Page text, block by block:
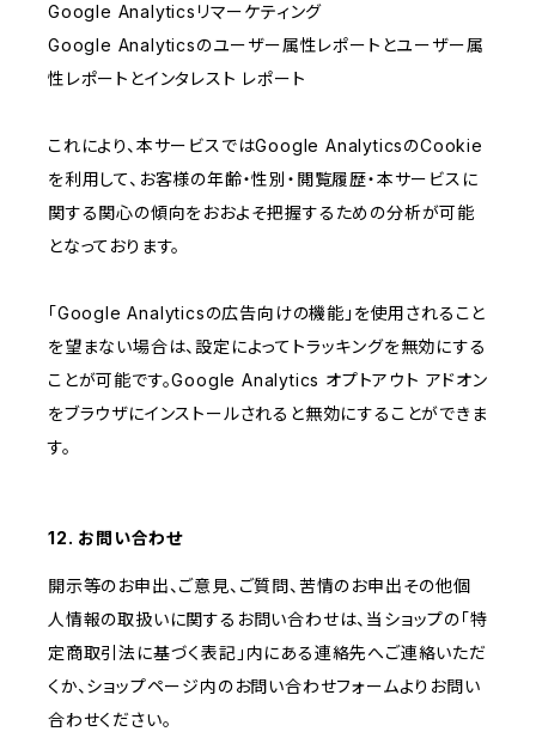
Google Analyticsリマーケティング
Google Analyticsのユーザー属性レポートとユーザー属
性レポートとインタレスト レポート
これにより、本サービスではGoogle AnalyticsのCookie
を利用して、お客様の年齢・性別・閲覧履歴・本サービスに
関する関心の傾向をおおよそ把握するための分析が可能
となっております。
「Google Analyticsの広告向けの機能」を使用されること
を望まない場合は、設定によってトラッキングを無効にする
ことが可能です。Google Analytics オプトアウト アドオン
をブラウザにインストールされると無効にすることができま
す。
12. お問い合わせ
開示等のお申出、ご意見、ご質問、苦情のお申出その他個
人情報の取扱いに関するお問い合わせは、当ショップの「特
定商取引法に基づく表記」内にある連絡先へご連絡いただ
くか、ショップページ内のお問い合わせフォームよりお問い
合わせください。